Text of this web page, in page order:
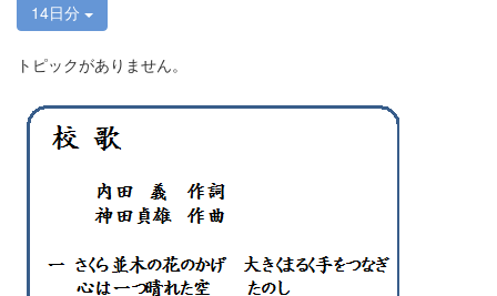
14日分
トピックがありません。